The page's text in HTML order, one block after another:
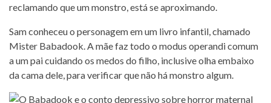
reclamando que um monstro, está se aproximando.
Sam conheceu o personagem em um livro infantil, chamado
Mister Babadook. A mãe faz todo o modus operandi comum
a um pai cuidando os medos do filho, inclusive olha embaixo
da cama dele, para verificar que não há monstro algum.